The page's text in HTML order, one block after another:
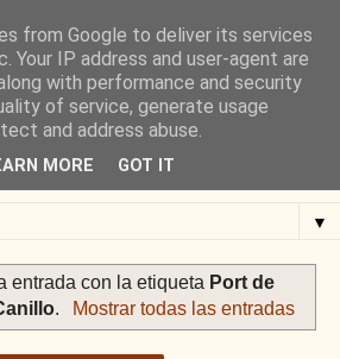
San
y altimetrías.
▼
entrada con la etiqueta Port de
. Mostrar todas las entradas
from Google to deliver its services
Your IP address and user-agent are
with performance and security
of service, generate usage
and address abuse.
MORE GOT IT